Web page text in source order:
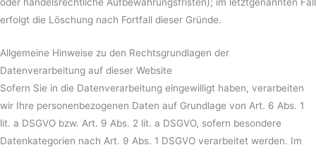
erfolgt die Löschung nach Fortfall dieser Gründe.
Allgemeine Hinweise zu den Rechtsgrundlagen der
Datenverarbeitung auf dieser Website
Sofern Sie in die Datenverarbeitung eingewilligt haben, verarbeiten
wir Ihre personenbezogenen Daten auf Grundlage von Art. 6 Abs. 1
lit. a DSGVO bzw. Art. 9 Abs. 2 lit. a DSGVO, sofern besondere
Datenkategorien nach Art. 9 Abs. 1 DSGVO verarbeitet werden. Im